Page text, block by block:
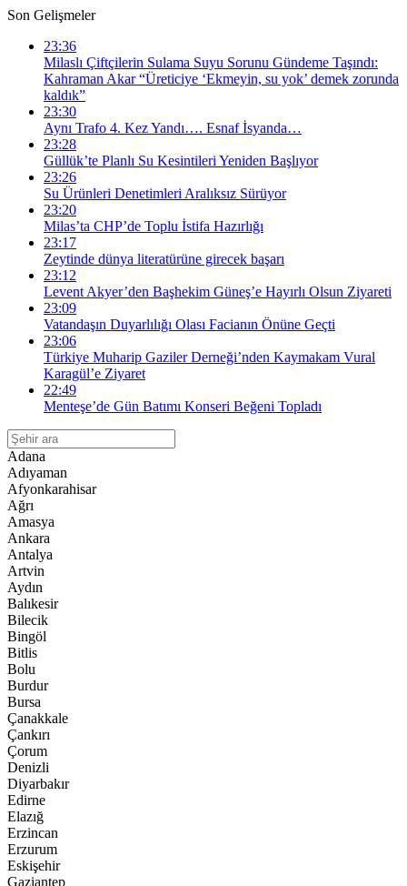
Son Gelişmeler
23:36
Milaslı Çiftçilerin Sulama Suyu Sorunu Gündeme Taşındı:
Kahraman Akar “Üreticiye ‘Ekmeyin, su yok’ demek zorunda
kaldık”
23:30
Aynı Trafo 4. Kez Yandı…. Esnaf İsyanda…
23:28
Güllük’te Planlı Su Kesintileri Yeniden Başlıyor
23:26
Su Ürünleri Denetimleri Aralıksız Sürüyor
23:20
Milas’ta CHP’de Toplu İstifa Hazırlığı
23:17
Zeytinde dünya literatürüne girecek başarı
23:12
Levent Akyer’den Başhekim Güneş’e Hayırlı Olsun Ziyareti
23:09
Vatandaşın Duyarlılığı Olası Facianın Önüne Geçti
23:06
Türkiye Muharip Gaziler Derneği’nden Kaymakam Vural
Karagül’e Ziyaret
22:49
Menteşe’de Gün Batımı Konseri Beğeni Topladı
Adana
Adıyaman
Afyonkarahisar
Ağrı
Amasya
Ankara
Antalya
Artvin
Aydın
Balıkesir
Bilecik
Bingöl
Bitlis
Bolu
Burdur
Bursa
Çanakkale
Çankırı
Çorum
Denizli
Diyarbakır
Edirne
Elazığ
Erzincan
Erzurum
Eskişehir
Gaziantep